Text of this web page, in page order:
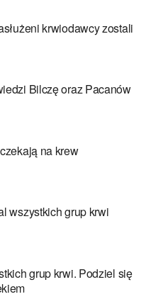
krwiodawcy zostali
Bilczę oraz Pacanów
na krew
wszystkich grup krwi
grup krwi. Podziel się